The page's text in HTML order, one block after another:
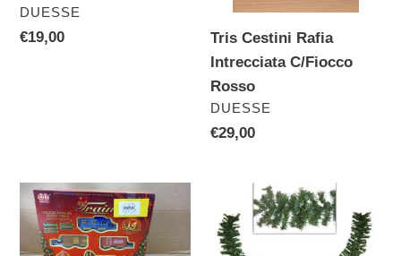
VENDITORE
DUESSE
Prezzo
€19,00
Tris Cestini Rafia
Intrecciata C/Fiocco
Rosso
VENDITORE
DUESSE
Prezzo
€29,00
Trenino
A
Pile
Ghirlanda
Economica
Mt.1.80